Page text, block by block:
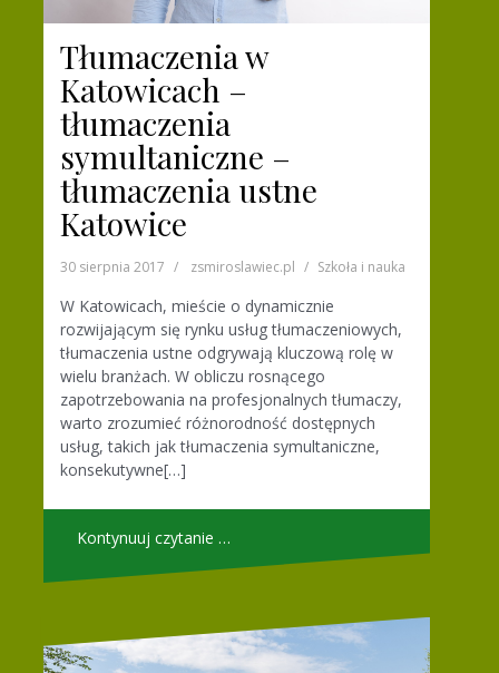
Tłumaczenia w
Katowicach –
tłumaczenia
symultaniczne –
tłumaczenia ustne
Katowice
30 sierpnia 2017 zsmiroslawiec.pl Szkoła i nauka
W Katowicach, mieście o dynamicznie
rozwijającym się rynku usług tłumaczeniowych,
tłumaczenia ustne odgrywają kluczową rolę w
wielu branżach. W obliczu rosnącego
zapotrzebowania na profesjonalnych tłumaczy,
warto zrozumieć różnorodność dostępnych
usług, takich jak tłumaczenia symultaniczne,
konsekutywne[…]
Kontynuuj czytanie …